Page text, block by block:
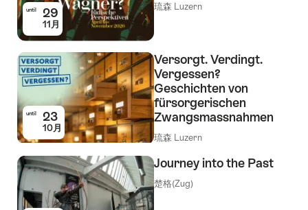
until 29
11月
琉森 Luzern
until 23
10月
Versorgt. Verdingt.
Vergessen?
Geschichten von
fürsorgerischen
Zwangsmassnahmen
琉森 Luzern
Journey into the Past
楚格(Zug)